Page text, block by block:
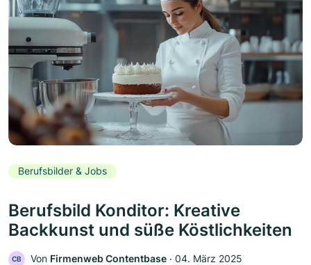
Berufsbilder & Jobs
Berufsbild Konditor: Kreative
Backkunst und süße Köstlichkeiten
CB Von Firmenweb Contentbase ‧ 04. März 2025